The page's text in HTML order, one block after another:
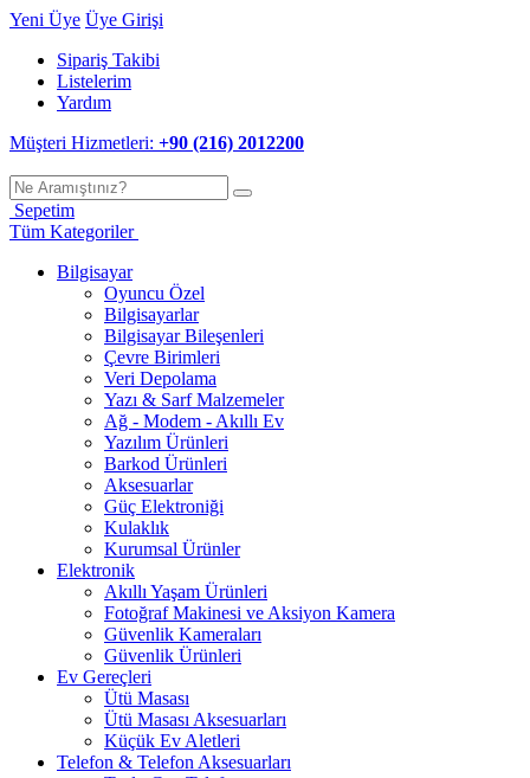
Yeni Üye Üye Girişi
Sipariş Takibi
Listelerim
Yardım
Müşteri Hizmetleri: +90 (216) 2012200
Sepetim
Tüm Kategoriler
Bilgisayar
Oyuncu Özel
Bilgisayarlar
Bilgisayar Bileşenleri
Çevre Birimleri
Veri Depolama
Yazı & Sarf Malzemeler
Ağ - Modem - Akıllı Ev
Yazılım Ürünleri
Barkod Ürünleri
Aksesuarlar
Güç Elektroniği
Kulaklık
Kurumsal Ürünler
Elektronik
Akıllı Yaşam Ürünleri
Fotoğraf Makinesi ve Aksiyon Kamera
Güvenlik Kameraları
Güvenlik Ürünleri
Ev Gereçleri
Ütü Masası
Ütü Masası Aksesuarları
Küçük Ev Aletleri
Telefon & Telefon Aksesuarları